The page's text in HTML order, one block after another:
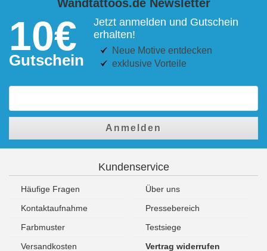
Wandtattoos.de Newsletter
10€
Gutschein
Jetzt anmelden und Gutschein
erhalten!
Neue Motive entdecken
exklusive Vorteile
Anmelden
Kundenservice
Häufige Fragen
Über uns
Kontaktaufnahme
Pressebereich
Farbmuster
Testsiege
Versandkosten
Vertrag widerrufen